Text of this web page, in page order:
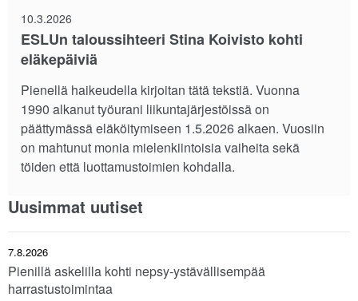
10.3.2026
ESLUn taloussihteeri Stina Koivisto kohti
eläkepäiviä
Pienellä haikeudella kirjoitan tätä tekstiä. Vuonna
1990 alkanut työurani liikuntajärjestöissä on
päättymässä eläköitymiseen 1.5.2026 alkaen. Vuosiin
on mahtunut monia mielenkiintoisia vaiheita sekä
töiden että luottamustoimien kohdalla.
Uusimmat uutiset
7.8.2026
Pienillä askelilla kohti nepsy-ystävällisempää
harrastustoimintaa